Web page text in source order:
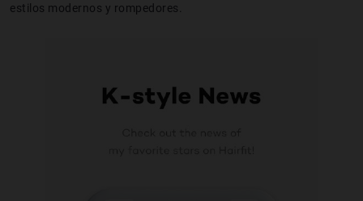
estilos modernos y rompedores.